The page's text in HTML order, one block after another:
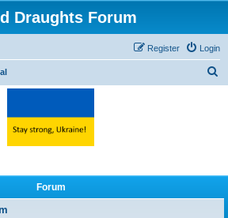
Draughts Forum
Login
Register
Forum